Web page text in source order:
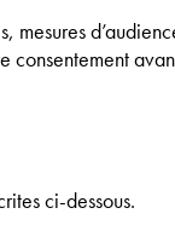
mesures
consentement
ci-dessous.